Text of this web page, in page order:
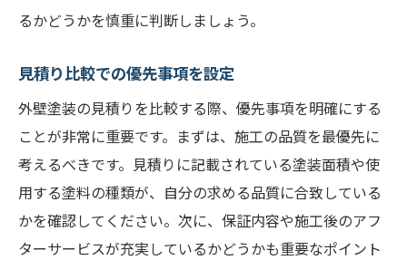
るかどうかを慎重に判断しましょう。
見積り比較での優先事項を設定
外壁塗装の見積りを比較する際、優先事項を明確にする
ことが非常に重要です。まずは、施工の品質を最優先に
考えるべきです。見積りに記載されている塗装面積や使
用する塗料の種類が、自分の求める品質に合致している
かを確認してください。次に、保証内容や施工後のアフ
ターサービスが充実しているかどうかも重要なポイント